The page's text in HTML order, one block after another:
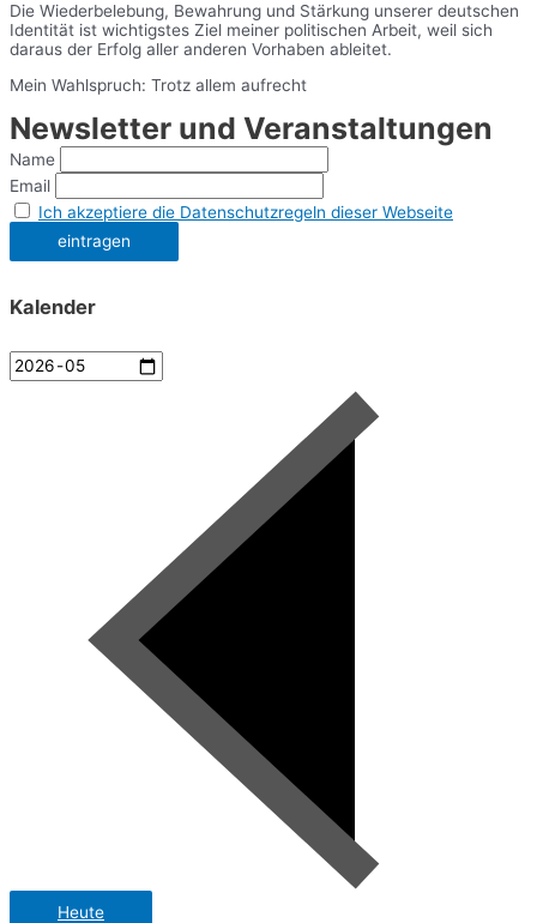
Die Wiederbelebung, Bewahrung und Stärkung unserer deutschen
Identität ist wichtigstes Ziel meiner politischen Arbeit, weil sich
daraus der Erfolg aller anderen Vorhaben ableitet.
Mein Wahlspruch: Trotz allem aufrecht
Newsletter und Veranstaltungen
Name
Email
Ich akzeptiere die Datenschutzregeln dieser Webseite
Kalender
Heute